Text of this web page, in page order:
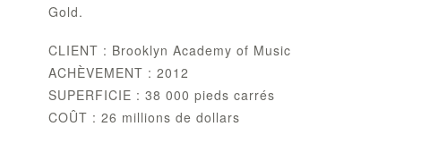
Gold.
CLIENT : Brooklyn Academy of Music
ACHÈVEMENT : 2012
SUPERFICIE : 38 000 pieds carrés
COÛT : 26 millions de dollars